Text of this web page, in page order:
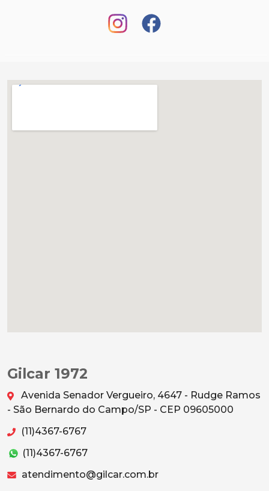
Gilcar 1972
Avenida Senador Vergueiro, 4647 - Rudge Ramos
- São Bernardo do Campo/SP - CEP 09605000
(11)4367-6767
(11)4367-6767
atendimento@gilcar.com.br